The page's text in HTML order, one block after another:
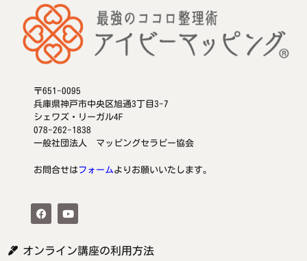
〒651-0095
兵庫県神戸市中央区旭通3丁目3-7
シェワズ・リーガル4F
078-262-1838
一般社団法人 マッピングセラピー協会
お問合せはフォームよりお願いいたします。
オンライン講座の利用方法